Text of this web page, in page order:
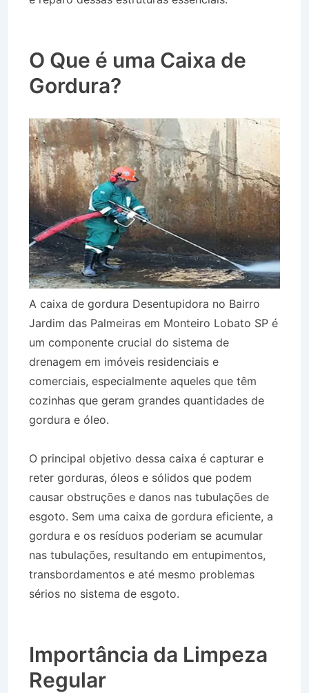
O Que é uma Caixa de
Gordura?
A caixa de gordura Desentupidora no Bairro
Jardim das Palmeiras em Monteiro Lobato SP é
um componente crucial do sistema de
drenagem em imóveis residenciais e
comerciais, especialmente aqueles que têm
cozinhas que geram grandes quantidades de
gordura e óleo.
O principal objetivo dessa caixa é capturar e
reter gorduras, óleos e sólidos que podem
causar obstruções e danos nas tubulações de
esgoto. Sem uma caixa de gordura eficiente, a
gordura e os resíduos poderiam se acumular
nas tubulações, resultando em entupimentos,
transbordamentos e até mesmo problemas
sérios no sistema de esgoto.
Importância da Limpeza
Regular